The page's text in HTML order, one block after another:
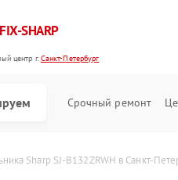
FIX-SHARP
центр г.Санкт-Петербург
Срочный ремонт
Sharp SJ-B132ZRWH в Санкт-